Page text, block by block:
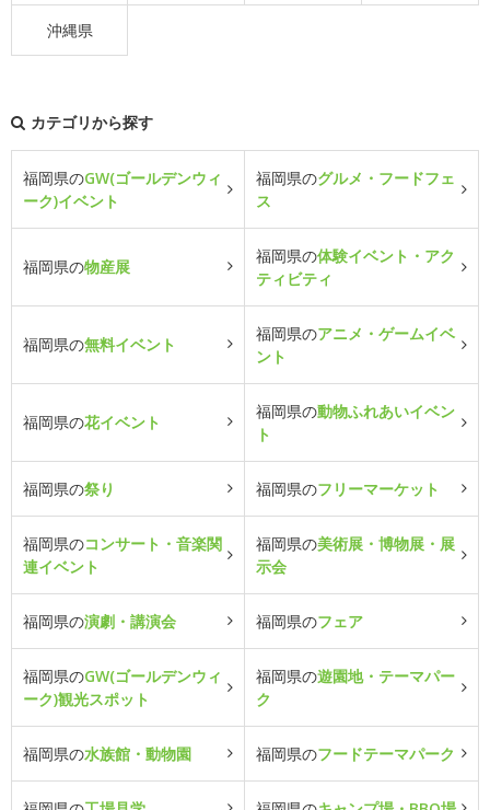
沖縄県
カテゴリから探す
福岡県のGW(ゴールデンウィ
ーク)イベント
福岡県のグルメ・フードフェ
ス
福岡県の物産展
福岡県の体験イベント・アク
ティビティ
福岡県の無料イベント
福岡県のアニメ・ゲームイベ
ント
福岡県の花イベント
福岡県の動物ふれあいイベン
ト
福岡県の祭り 福岡県のフリーマーケット
福岡県のコンサート・音楽関
連イベント
福岡県の美術展・博物展・展
示会
福岡県の演劇・講演会 福岡県のフェア
福岡県のGW(ゴールデンウィ
ーク)観光スポット
福岡県の遊園地・テーマパー
ク
福岡県の水族館・動物園 福岡県のフードテーマパーク